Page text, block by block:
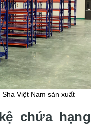
Việt Nam sản xuất
chứa hạng